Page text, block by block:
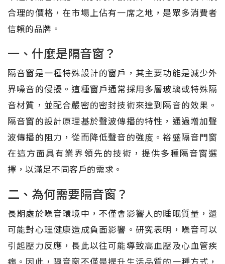
合理的價格，在市場上佔有一席之地，是眾多消費者
信賴的品牌。
一、什麼是隔音窗？
隔音窗是一種特殊設計的窗戶，其主要功能是減少外
界噪音的侵擾。這種窗戶通常採用多層玻璃或特殊隔
音材質，並配合嚴密的密封技術來達到隔音的效果。
隔音窗的設計原理基於聲波傳播的特性，通過增加聲
波傳播的阻力，從而降低聲音的強度。裕盛隔音門窗
在這方面具有業界領先的技術，提供多種隔音窗選
擇，以滿足不同客戶的需求。
二、為何需要隔音窗？
長期處於噪音環境中，不僅會影響人的睡眠質量，還
可能對心理健康造成負面影響。研究表明，噪音可以
引起壓力反應，長此以往可能導致高血壓及心血管疾
病。因此，隔音窗不僅是提升生活品質的一種方式，